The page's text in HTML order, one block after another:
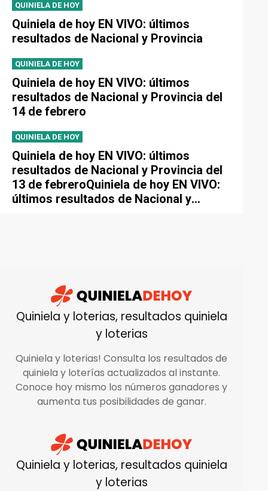
QUINIELA DE HOY
Quiniela de hoy EN VIVO: últimos
resultados de Nacional y Provincia
QUINIELA DE HOY
Quiniela de hoy EN VIVO: últimos
resultados de Nacional y Provincia del
14 de febrero
QUINIELA DE HOY
Quiniela de hoy EN VIVO: últimos
resultados de Nacional y Provincia del
13 de febreroQuiniela de hoy EN VIVO:
últimos resultados de Nacional y